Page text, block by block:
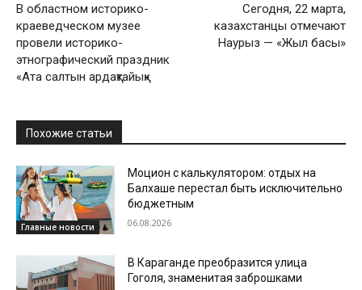
В областном историко-
краеведческом музее
провели историко-
этнографический праздник
«Ата салтын ардақтайық»
Сегодня, 22 марта,
казахстанцы отмечают
Наурыз — «Жыл басы»
Похожие статьи
Главные новости
Моцион с калькулятором: отдых на
Балхаше перестал быть исключительно
бюджетным
06.08.2026
В Караганде преобразится улица
Гоголя, знаменитая заброшками